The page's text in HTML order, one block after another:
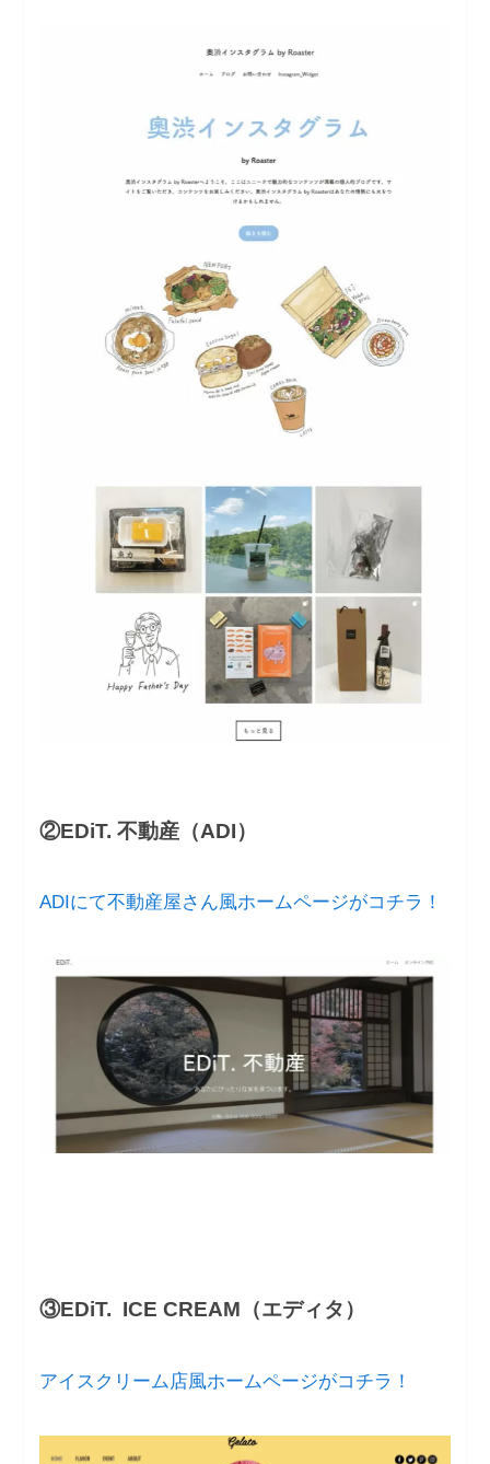
②EDiT. 不動産（ADI）
ADIにて不動産屋さん風ホームページがコチラ！
③EDiT. ICE CREAM（エディタ）
アイスクリーム店風ホームページがコチラ！